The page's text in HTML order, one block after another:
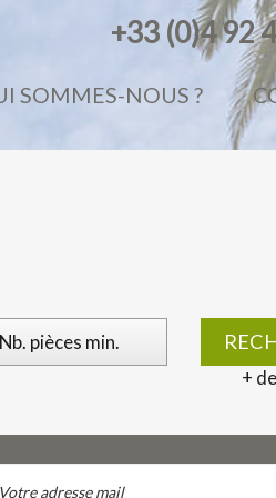
+33 (0)4 92
SOMMES-NOUS ?
+